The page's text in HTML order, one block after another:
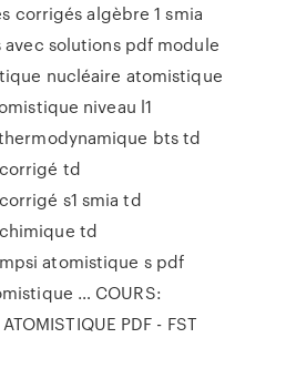
corrigés algèbre 1 smia
solutions pdf module
nucléaire atomistique
niveau l1
bts td
td
s1 smia td
td
atomistique s pdf
… COURS:
PDF - FST